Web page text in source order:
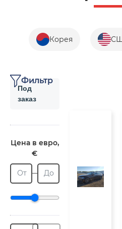
Корея
Фильтр
Под
заказ
Цена в евро,
€
От До